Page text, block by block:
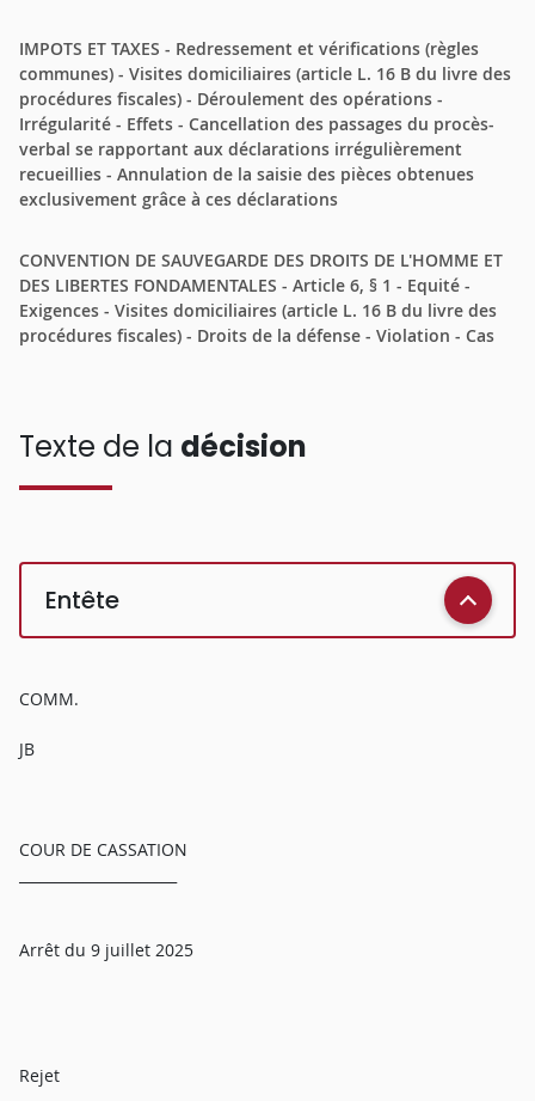
IMPOTS ET TAXES - Redressement et vérifications (règles
communes) - Visites domiciliaires (article L. 16 B du livre des
procédures fiscales) - Déroulement des opérations -
Irrégularité - Effets - Cancellation des passages du procès-
verbal se rapportant aux déclarations irrégulièrement
recueillies - Annulation de la saisie des pièces obtenues
exclusivement grâce à ces déclarations
CONVENTION DE SAUVEGARDE DES DROITS DE L'HOMME ET
DES LIBERTES FONDAMENTALES - Article 6, § 1 - Equité -
Exigences - Visites domiciliaires (article L. 16 B du livre des
procédures fiscales) - Droits de la défense - Violation - Cas
Texte de la décision
Entête
COMM.
JB
COUR DE CASSATION
Arrêt du 9 juillet 2025
Rejet